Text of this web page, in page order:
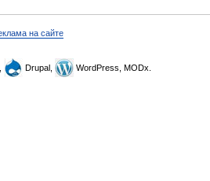
на сайте
Drupal, WordPress, MODx.